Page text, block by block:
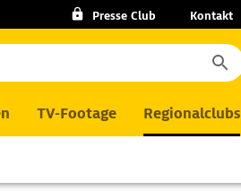
Presse Club Kontakt
TV-Footage Regionalclubs